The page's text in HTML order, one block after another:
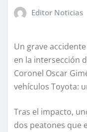
Editor Noticias
Un grave
en la intersección
Coronel Oscar
vehículos Toyota:
Tras el impacto,
dos peatones que